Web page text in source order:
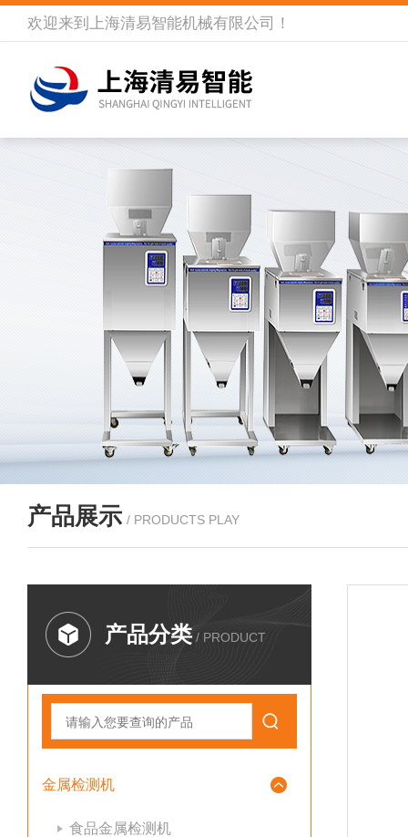
欢迎来到 上海清易智能机械有限公司 ！
产品展示 / PRODUCTS PLAY
产品分类 / PRODUCT
金属检测机
食品金属检测机